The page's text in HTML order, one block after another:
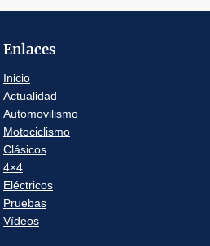
Enlaces
Inicio
Actualidad
Automovilismo
Motociclismo
Clásicos
4×4
Eléctricos
Pruebas
Vídeos